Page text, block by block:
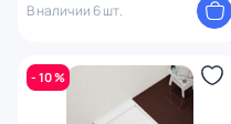
В наличии 6 шт.
- 10 %